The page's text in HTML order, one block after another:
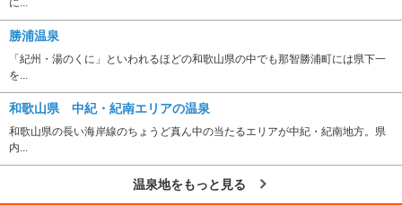
に...
勝浦温泉
「紀州・湯のくに」といわれるほどの和歌山県の中でも那智勝浦町には県下一
を...
和歌山県 中紀・紀南エリアの温泉
和歌山県の長い海岸線のちょうど真ん中の当たるエリアが中紀・紀南地方。県
内...
温泉地をもっと見る